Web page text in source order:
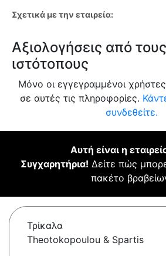
Σχετικά με την εταιρεία:
Αξιολογήσεις από
ιστότοπους
Μόνο οι εγγεγραμμένοι
σε αυτές τις πληροφορίες.
συνδεθείτε.
Αυτή είναι η
Συγχαρητήρια! Δείτε πώς
πακέτο
Τρίκαλα
Theotokopoulou & Spartis